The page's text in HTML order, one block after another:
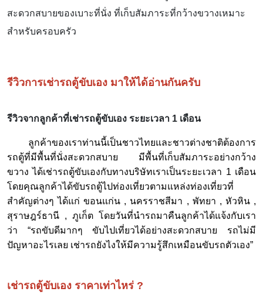
สะดวกสบายของเบาะที่นั่ง ที่เก็บสัมภาระที่กว้างขวางเหมาะ
สำหรับครอบครัว
รีวิวการเช่ารถตู้ขับเอง มาให้ได้อ่านกันครับ
รีวิวจากลูกค้าที่เช่ารถตู้ขับเอง ระยะเวลา 1 เดือน
ลูกค้าของเราท่านนี้เป็นชาวไทยและชาวต่างชาติต้องการ
รถตู้ที่มีพื้นที่นั่งสะดวกสบาย มีพื้นที่เก็บสัมภาระอย่างกว้าง
ขวาง ได้เช่ารถตู้ขับเองกับทางบริษัทเราเป็นระยะเวลา 1 เดือน
โดยคุณลูกค้าได้ขับรถตู้ไปท่องเที่ยวตามแหล่งท่องเที่ยวที่
สำคัญต่างๆ ได้แก่ ขอนแก่น , นครราชสีมา , พัทยา , หัวหิน ,
สุราษฎร์ธานี , ภูเก็ต โดยวันที่นำรถมาคืนลูกค้าได้แจ้งกับเรา
ว่า “รถขับดีมากๆ ขับไปเที่ยวได้อย่างสะดวกสบาย รถไม่มี
ปัญหาอะไรเลย เช่ารถยังไงให้มีความรู้สึกเหมือนขับรถตัวเอง”
เช่ารถตู้ขับเอง ราคาเท่าไหร่ ?